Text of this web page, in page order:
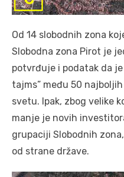
Od 14 slobodnih zona
Slobodna zona Pirot je
potvrđuje i podatak da
tajms” među 50
svetu. Ipak, zbog velike
manje je novih
grupaciji Slobodnih
od strane države.